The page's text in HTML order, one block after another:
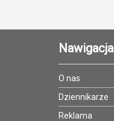
Nawigacja
O nas
Dziennikarze
Reklama